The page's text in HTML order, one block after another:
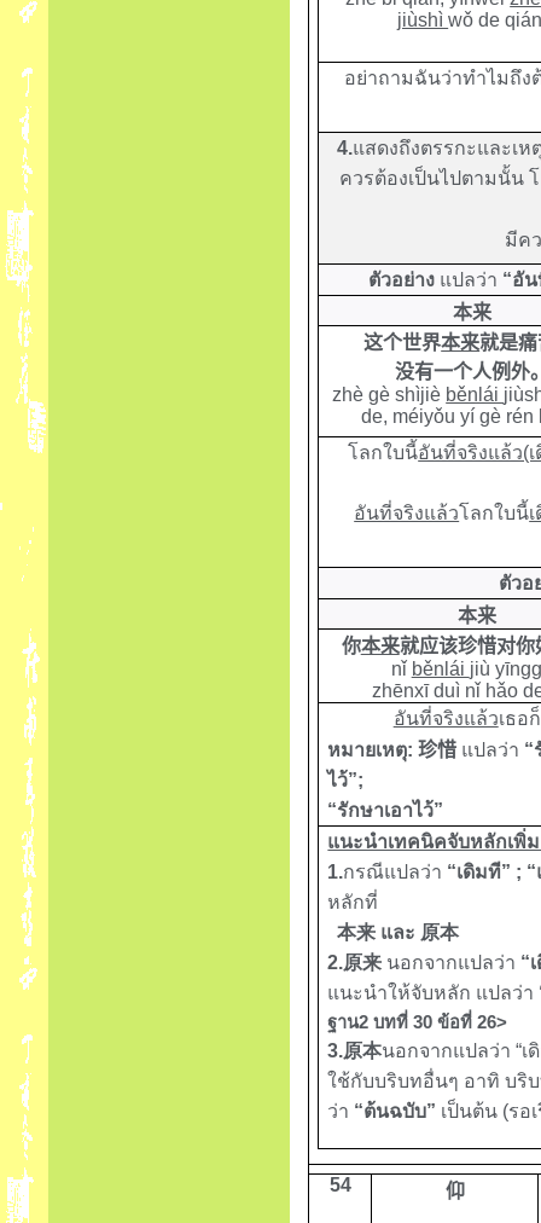
jiùshìwǒ de
อย่าถามฉันว่าทำไมถึง
4.แสดงถึงตรรกะและเ
ควรต้องเป็นไปตามนั้น
มีค
ตัวอย่าง แปลว่า “อั
本来
这个世界本来就是
没有一个人例外
zhè gè shìjiè běnlái
de, méiyǒu yí gè rén
โลกใบนี้อันที่จริงแล้ว(
อันที่จริงแล้วโลกใบนี้
ตัวอ
本来
你本来就应该珍惜对你
nǐ běnlái jiù
zhēnxī duì nǐ hǎo
อันที่จริงแล้วเธอ
หมายเหตุ:珍惜 แปลว่า “
ไว้”;
“รักษาเอาไว้”
แนะนำเทคนิคจับหลักเพิ่ม
1.กรณีแปลว่า “เดิมที” ;
หลักที่
本来 และ 原本
2.原来 นอกจากแปลว่า “
แนะนำให้จับหลัก แปลว่า
ฐาน2 บทที่ 30 ข้อที่ 26>
3.原本นอกจากแปลว่า “เ
ใช้กับบริบทอื่นๆ อาทิ บริ
ว่า “ต้นฉบับ” เป็นต้น (รอ
54 仰